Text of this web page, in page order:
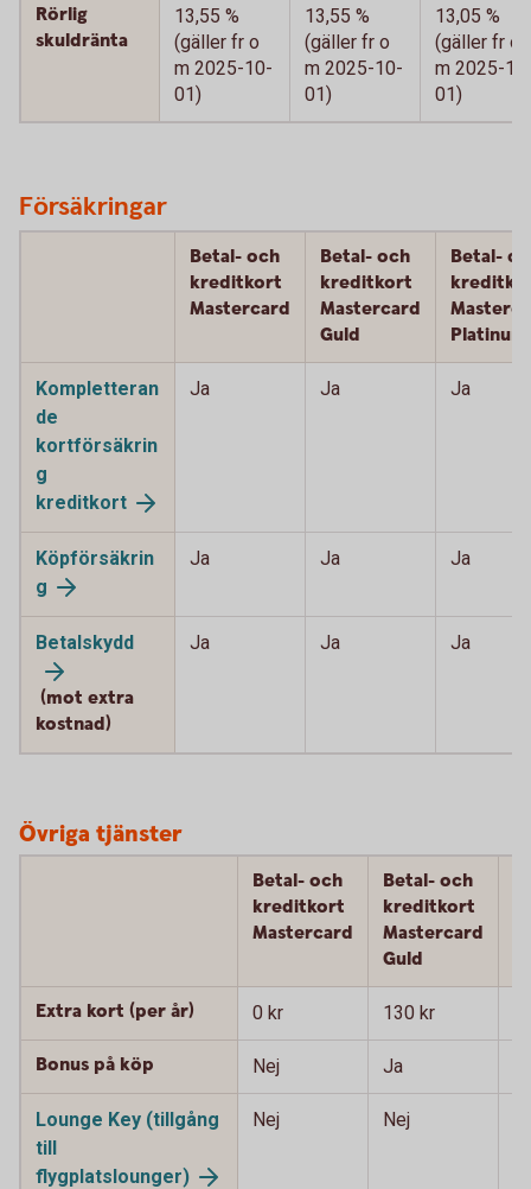
Rörlig
skuldränta
13,55 %
(gäller fr o
m 2025-10-
01)
13,55 %
(gäller fr o
m 2025-10-
01)
13,05 %
(gäller fr o
m 2025-
01)
Försäkringar
Betal- och
kreditkort
Mastercard
Betal- och
kreditkort
Mastercard
Guld
Betal-
Platinum
Kompletteran
de
kortförsäkrin
g
kreditkort
Ja Ja Ja
Köpförsäkrin
g
Ja Ja Ja
Betalskydd
(mot extra
kostnad)
Ja Ja Ja
Övriga tjänster
Betal- och
kreditkort
Mastercard
Betal- och
kreditkort
Mastercard
Guld
Extra kort (per år) 0 kr 130 kr
Bonus på köp Nej Ja
Lounge Key (tillgång
till
flygplatslounger)
Nej Nej